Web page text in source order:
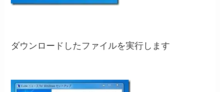
ダウンロードしたファイルを実行します